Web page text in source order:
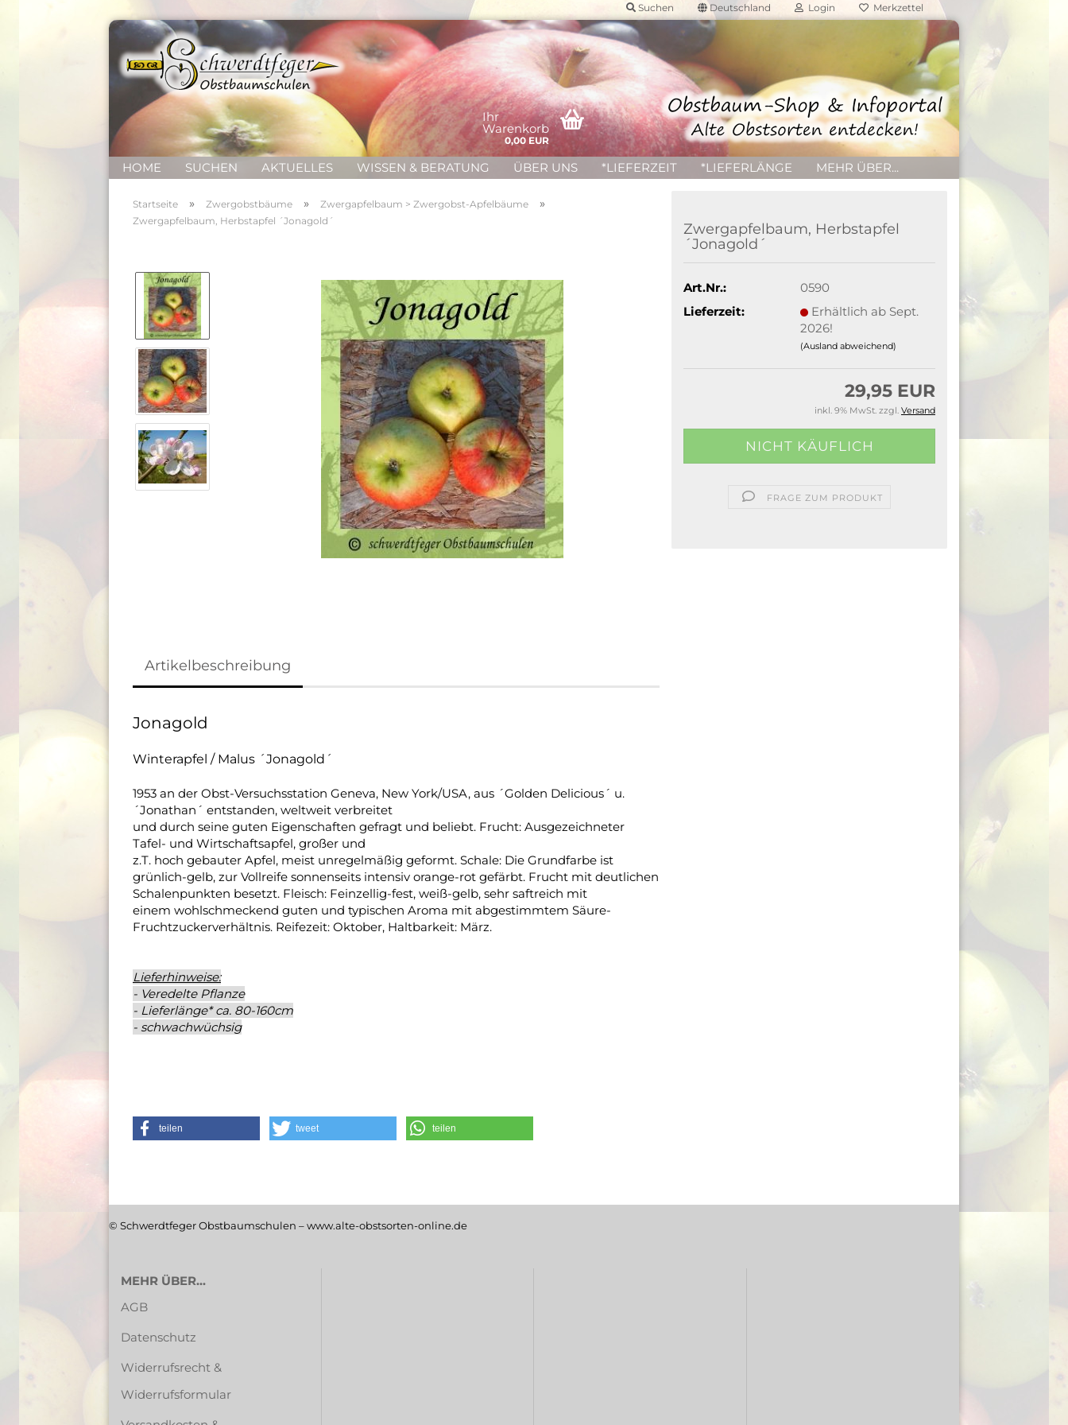
Suchen Deutschland Login Merkzettel
Ihr
Warenkorb
0,00 EUR
HOME SUCHEN AKTUELLES WISSEN & BERATUNG ÜBER UNS *LIEFERZEIT *LIEFERLÄNGE MEHR ÜBER...
Startseite » Zwergobstbäume » Zwergapfelbaum > Zwergobst-Apfelbäume »
Zwergapfelbaum, Herbstapfel ´Jonagold´
Zwergapfelbaum, Herbstapfel
´Jonagold´
Art.Nr.:
0590
Lieferzeit:
Erhältlich ab Sept.
2026!
(Ausland abweichend)
29,95 EUR
inkl. 9% MwSt. zzgl. Versand
FRAGE ZUM PRODUKT
Artikelbeschreibung
Jonagold
Winterapfel / Malus ´Jonagold´
1953 an der Obst-Versuchsstation Geneva, New York/USA, aus ´Golden Delicious´ u.
´Jonathan´ entstanden, weltweit verbreitet
und durch seine guten Eigenschaften gefragt und beliebt. Frucht: Ausgezeichneter
Tafel- und Wirtschaftsapfel, großer und
z.T. hoch gebauter Apfel, meist unregelmäßig geformt. Schale: Die Grundfarbe ist
grünlich-gelb, zur Vollreife sonnenseits intensiv orange-rot gefärbt. Frucht mit deutlichen
Schalenpunkten besetzt. Fleisch: Feinzellig-fest, weiß-gelb, sehr saftreich mit
einem wohlschmeckend guten und typischen Aroma mit abgestimmtem Säure-
Fruchtzuckerverhältnis. Reifezeit: Oktober, Haltbarkeit: März.
Lieferhinweise:
- Veredelte Pflanze
- Lieferlänge* ca. 80-160cm
- schwachwüchsig
teilen tweet teilen
© Schwerdtfeger Obstbaumschulen – www.alte-obstsorten-online.de
MEHR ÜBER...
AGB
Datenschutz
Widerrufsrecht &
Widerrufsformular